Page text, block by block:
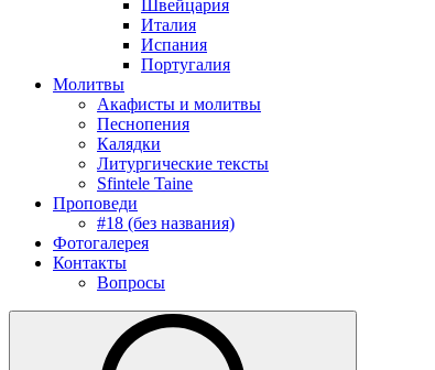
Швейцария
Италия
Испания
Португалия
Молитвы
Акафисты и молитвы
Песнопения
Калядки
Литургические тексты
Sfintele Taine
Проповеди
#18 (без названия)
Фотогалерея
Контакты
Вопросы